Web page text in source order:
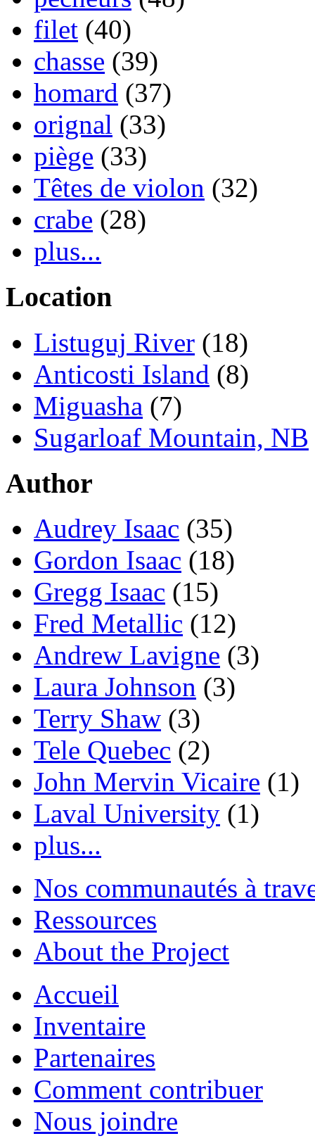
filet (40)
chasse (39)
homard (37)
orignal (33)
piège (33)
Têtes de violon (32)
crabe (28)
plus...
Location
Listuguj River (18)
Anticosti Island (8)
Miguasha (7)
Sugarloaf Mountain, NB
Author
Audrey Isaac (35)
Gordon Isaac (18)
Gregg Isaac (15)
Fred Metallic (12)
Andrew Lavigne (3)
Laura Johnson (3)
Terry Shaw (3)
Tele Quebec (2)
John Mervin Vicaire (1)
Laval University (1)
plus...
Nos communautés à
Ressources
About the Project
Accueil
Inventaire
Partenaires
Comment contribuer
Nous joindre